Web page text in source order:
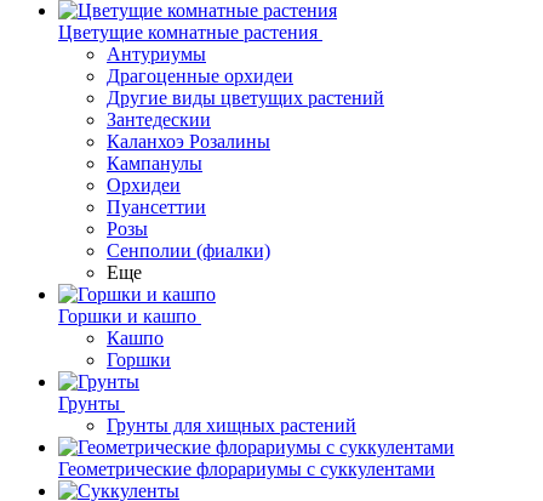
Цветущие комнатные растения
Антуриумы
Драгоценные орхидеи
Другие виды цветущих растений
Зантедескии
Каланхоэ Розалины
Кампанулы
Орхидеи
Пуансеттии
Розы
Сенполии (фиалки)
Еще
Горшки и кашпо
Кашпо
Горшки
Грунты
Грунты для хищных растений
Геометрические флорариумы с суккулентами